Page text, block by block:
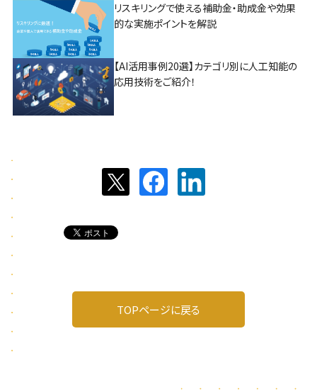
リスキリングで使える補助金・助成金や効果
的な実施ポイントを解説
【AI活用事例20選】カテゴリ別に人工知能の
応用技術をご紹介！
TOPページに戻る